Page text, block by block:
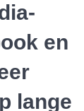
en
lange